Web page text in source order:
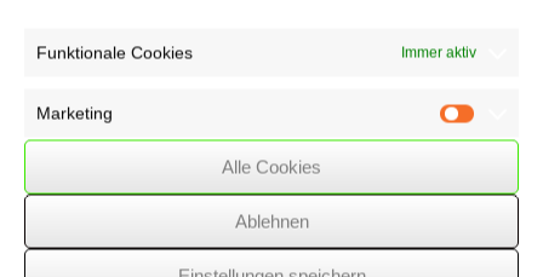
Funktionale Cookies Immer aktiv
Marketing
Alle Cookies
Ablehnen
Related